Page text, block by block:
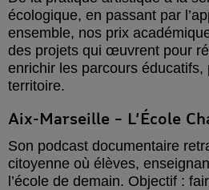
écologique, en passant par
ensemble, nos prix
des projets qui œuvrent pour
enrichir les parcours éducatifs,
territoire.
Aix-Marseille – L’École
Son podcast documentaire
citoyenne où élèves,
l’école de demain. Objectif :